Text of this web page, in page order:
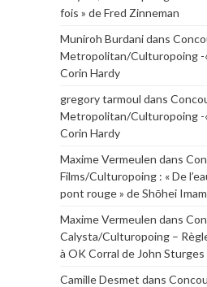
fois » de Fred Zinneman
Muniroh Burdanidans
Metropolitan/Culturopoing -
Corin Hardy
gregory tarmoul dans
Metropolitan/Culturopoing -
Corin Hardy
Maxime Vermeulen dans
Films/Culturopoing : « De
pont rouge » de Shōhei
Maxime Vermeulen dans
Calysta/Culturopoing –
à OK Corral de John Sturges
Camille Desmet dans